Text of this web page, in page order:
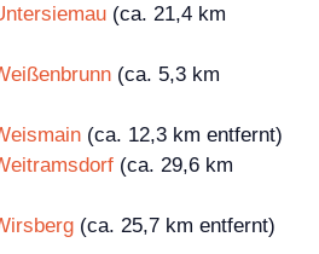
(ca. 21,4 km
(ca. 5,3 km
(ca. 12,3 km entfernt)
(ca. 29,6 km
(ca. 25,7 km entfernt)